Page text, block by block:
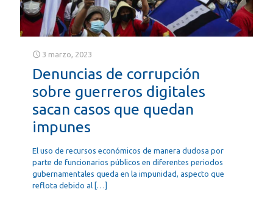
3 marzo, 2023
Denuncias de corrupción
sobre guerreros digitales
sacan casos que quedan
impunes
El uso de recursos económicos de manera dudosa por
parte de funcionarios públicos en diferentes periodos
gubernamentales queda en la impunidad, aspecto que
reflota debido al […]